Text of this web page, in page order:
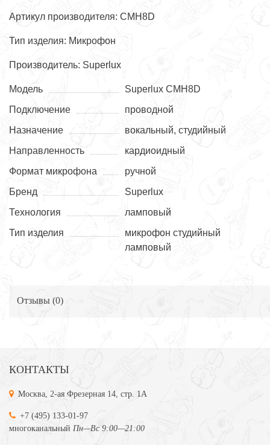
Артикул производителя: CMH8D
Тип изделия: Микрофон
Производитель: Superlux
Модель
Superlux CMH8D
Подключение
проводной
Назначение
вокальный, студийный
Направленность
кардиоидный
Формат микрофона
ручной
Бренд
Superlux
Технология
ламповый
Тип изделия
микрофон студийный
ламповый
Отзывы (0)
КОНТАКТЫ
Москва, 2-ая Фрезерная 14, стр. 1А
+7 (495) 133-01-97
многоканальный Пн—Вс 9:00—21:00